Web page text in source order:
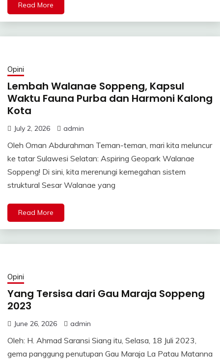
Read More
Opini
Lembah Walanae Soppeng, Kapsul
Waktu Fauna Purba dan Harmoni Kalong
Kota
July 2, 2026 admin
Oleh Oman Abdurahman Teman-teman, mari kita meluncur
ke tatar Sulawesi Selatan: Aspiring Geopark Walanae
Soppeng! Di sini, kita merenungi kemegahan sistem
struktural Sesar Walanae yang
Read More
Opini
Yang Tersisa dari Gau Maraja Soppeng
2023
June 26, 2026 admin
Oleh: H. Ahmad Saransi Siang itu, Selasa, 18 Juli 2023,
gema panggung penutupan Gau Maraja La Patau Matanna